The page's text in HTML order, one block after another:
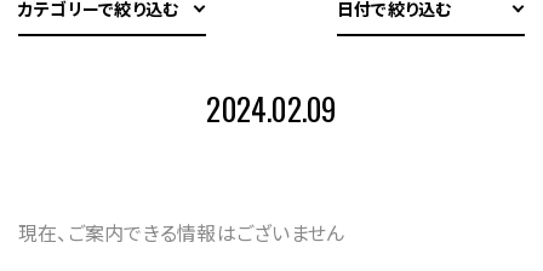
カテゴリーで絞り込む 日付で絞り込む
2024.02.09
現在、ご案内できる情報はございません